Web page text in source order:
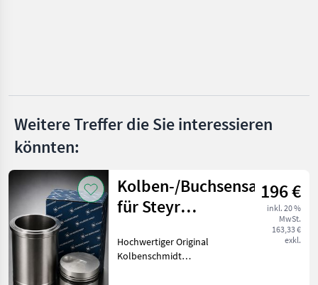
Renault
Deutz-Fahr
Alle 18
MARKTPLATZ
Marktplatz Händlerangebote Kleinanzeigen
Weitere Treffer die Sie interessieren
könnten:
Kolben-/Buchsensatz
für Steyr
196 €
inkl. 20 %
MwSt.
163,33 €
exkl.
Hochwertiger Original
Kolbenschmidt